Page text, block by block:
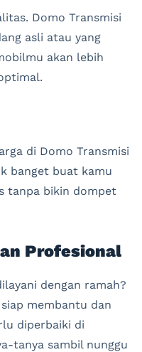
Domo Transmisi
asli atau yang
akan lebih
di Domo Transmisi
banget buat kamu
tanpa bikin dompet
Profesional
dengan ramah?
membantu dan
diperbaiki di
tanya sambil nunggu